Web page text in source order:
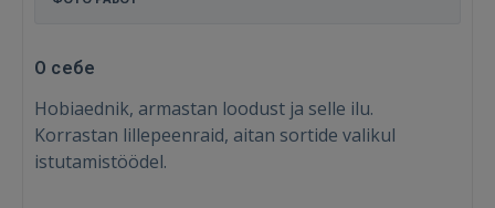
О себе
Hobiaednik, armastan loodust ja selle ilu.
Korrastan lillepeenraid, aitan sortide valikul
istutamistöödel.